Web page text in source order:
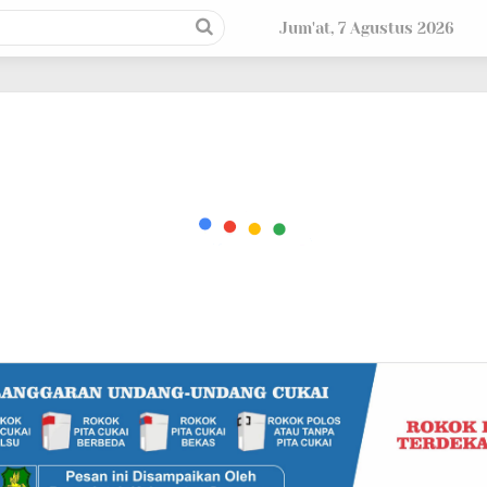
Jum'at, 7 Agustus 2026